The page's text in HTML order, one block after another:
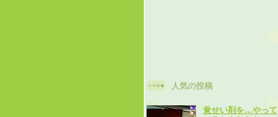
人気の投稿
覚せい剤を…やって